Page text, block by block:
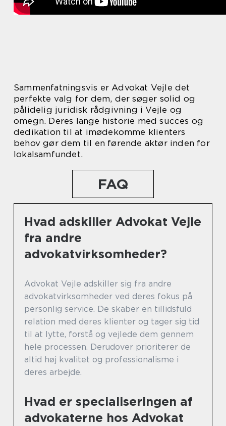
Sammenfatningsvis er Advokat Vejle det
perfekte valg for dem, der søger solid og
pålidelig juridisk rådgivning i Vejle og
omegn. Deres lange historie med succes og
dedikation til at imødekomme klienters
behov gør dem til en førende aktør inden for
lokalsamfundet.
FAQ
Hvad adskiller Advokat Vejle
fra andre
advokatvirksomheder?
Advokat Vejle adskiller sig fra andre
advokatvirksomheder ved deres fokus på
personlig service. De skaber en tillidsfuld
relation med deres klienter og tager sig tid
til at lytte, forstå og vejlede dem gennem
hele processen. Derudover prioriterer de
altid høj kvalitet og professionalisme i
deres arbejde.
Hvad er specialiseringen af
advokaterne hos Advokat